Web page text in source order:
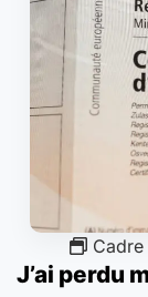
J’ai perdu